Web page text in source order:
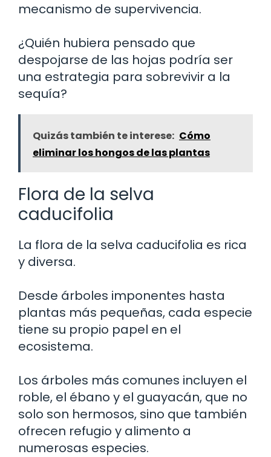
mecanismo de supervivencia.
¿Quién hubiera pensado que
despojarse de las hojas podría ser
una estrategia para sobrevivir a la
sequía?
Quizás también te interese: Cómo
eliminar los hongos de las plantas
Flora de la selva
caducifolia
La flora de la selva caducifolia es rica
y diversa.
Desde árboles imponentes hasta
plantas más pequeñas, cada especie
tiene su propio papel en el
ecosistema.
Los árboles más comunes incluyen el
roble, el ébano y el guayacán, que no
solo son hermosos, sino que también
ofrecen refugio y alimento a
numerosas especies.